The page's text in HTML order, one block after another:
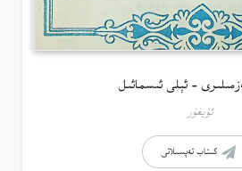
– ئېلى ئىسمائىل
ئۇيغۇر
كىتاب تەپسىلاتى